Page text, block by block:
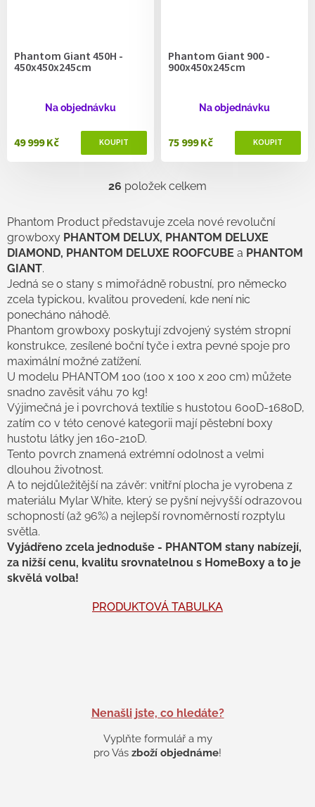
Phantom Giant 450H -
450x450x245cm
Na objednávku
49 999 Kč
Phantom Giant 900 -
900x450x245cm
Na objednávku
75 999 Kč
O
l
á
d
a
í
p
v
k
y
ý
i
s
u
26 položek celkem
Phantom Product představuje zcela nové revoluční
growboxy PHANTOM DELUX, PHANTOM DELUXE
DIAMOND, PHANTOM DELUXE ROOFCUBE a PHANTOM
GIANT.
Jedná se o stany s mimořádně robustní, pro německo
zcela typickou, kvalitou provedení, kde není nic
ponecháno náhodě.
Phantom growboxy poskytují zdvojený systém stropní
konstrukce, zesílené boční tyče i extra pevné spoje pro
maximální možné zatížení.
U modelu PHANTOM 100 (100 x 100 x 200 cm) můžete
snadno zavěsit váhu 70 kg!
Výjimečná je i povrchová textílie s hustotou 600D-1680D,
zatím co v této cenové kategorii mají pěstební boxy
hustotu látky jen 160-210D.
Tento povrch znamená extrémní odolnost a velmi
dlouhou životnost.
A to nejdůležitější na závěr: vnitřní plocha je vyrobena z
materiálu Mylar White, který se pyšní nejvyšší odrazovou
schopností (až 96%) a nejlepší rovnoměrností rozptylu
světla.
Vyjádřeno zcela jednoduše - PHANTOM stany nabízejí,
za nižší cenu, kvalitu srovnatelnou s HomeBoxy a to je
skvělá volba!
PRODUKTOVÁ TABULKA
Nenašli jste, co hledáte?
Vyplňte formulář a my
pro Vás zboží objednáme!